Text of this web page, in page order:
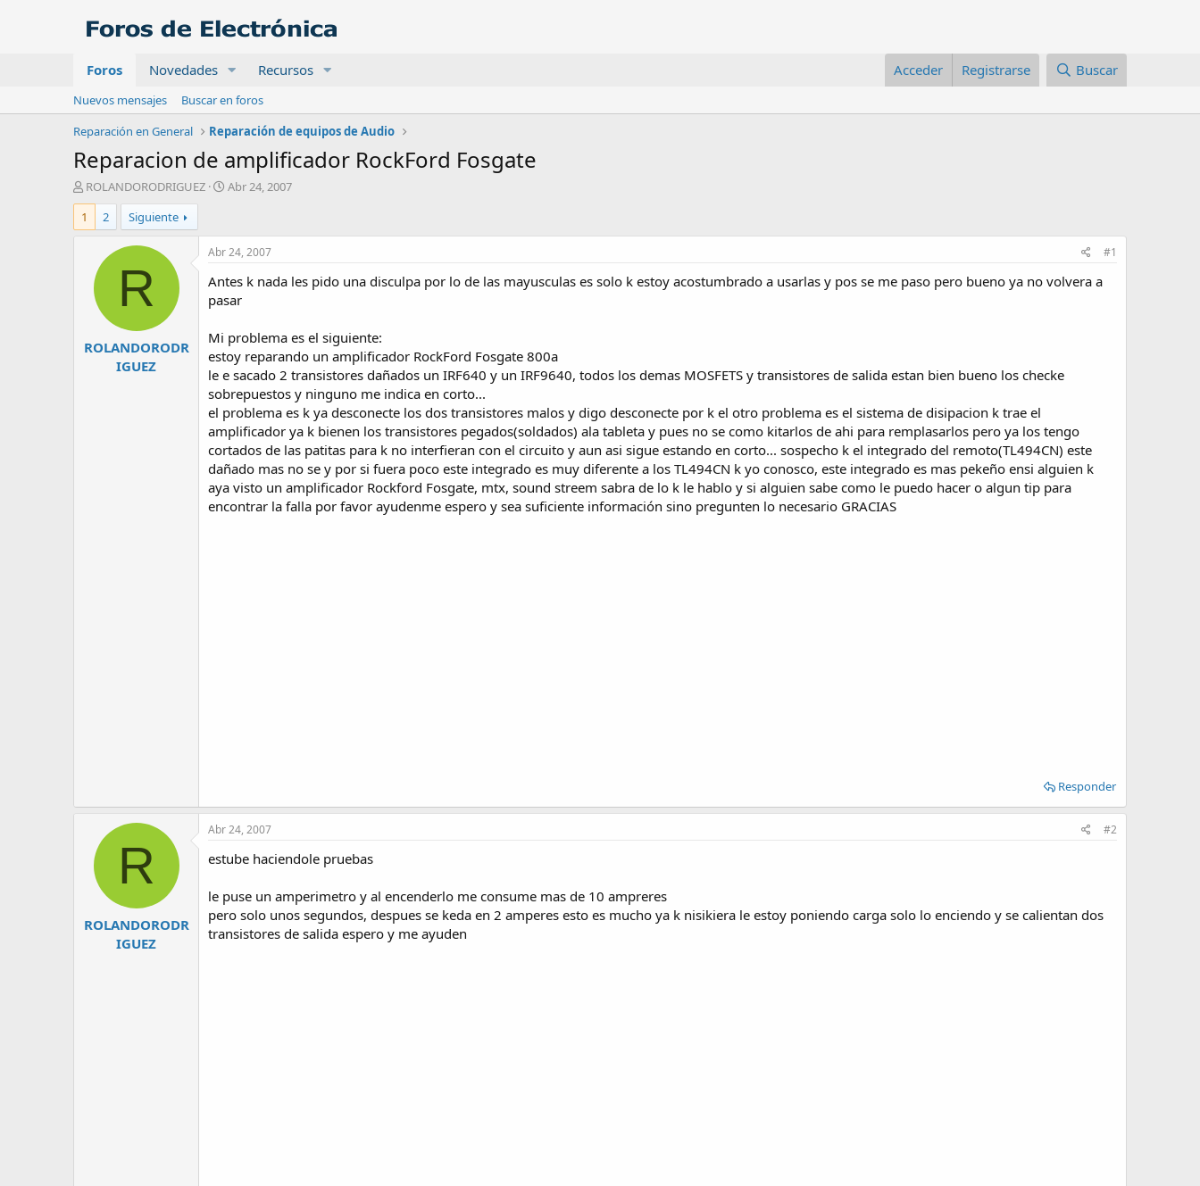
Foros Novedades Recursos Acceder Registrarse Buscar
Nuevos mensajes
Buscar en foros
Reparación en General
Reparación de equipos de Audio
Reparacion de amplificador RockFord Fosgate
A
u
t
o
ROLANDORODRIGUEZ
F
h
a
e
i
c
i
o
Abr 24, 2007
1
2 Siguiente
R
ROLANDORODR
IGUEZ
Abr 24, 2007 #1
Antes k nada les pido una disculpa por lo de las mayusculas es solo k estoy acostumbrado a usarlas y pos se me paso pero bueno ya no volvera a
pasar
Mi problema es el siguiente:
estoy reparando un amplificador RockFord Fosgate 800a
le e sacado 2 transistores dañados un IRF640 y un IRF9640, todos los demas MOSFETS y transistores de salida estan bien bueno los checke
sobrepuestos y ninguno me indica en corto...
el problema es k ya desconecte los dos transistores malos y digo desconecte por k el otro problema es el sistema de disipacion k trae el
amplificador ya k bienen los transistores pegados(soldados) ala tableta y pues no se como kitarlos de ahi para remplasarlos pero ya los tengo
cortados de las patitas para k no interfieran con el circuito y aun asi sigue estando en corto... sospecho k el integrado del remoto(TL494CN) este
dañado mas no se y por si fuera poco este integrado es muy diferente a los TL494CN k yo conosco, este integrado es mas pekeño ensi alguien k
aya visto un amplificador Rockford Fosgate, mtx, sound streem sabra de lo k le hablo y si alguien sabe como le puedo hacer o algun tip para
encontrar la falla por favor ayudenme espero y sea suficiente información sino pregunten lo necesario GRACIAS
Responder
R
ROLANDORODR
IGUEZ
Abr 24, 2007 #2
estube haciendole pruebas
le puse un amperimetro y al encenderlo me consume mas de 10 ampreres
pero solo unos segundos, despues se keda en 2 amperes esto es mucho ya k nisikiera le estoy poniendo carga solo lo enciendo y se calientan dos
transistores de salida espero y me ayuden